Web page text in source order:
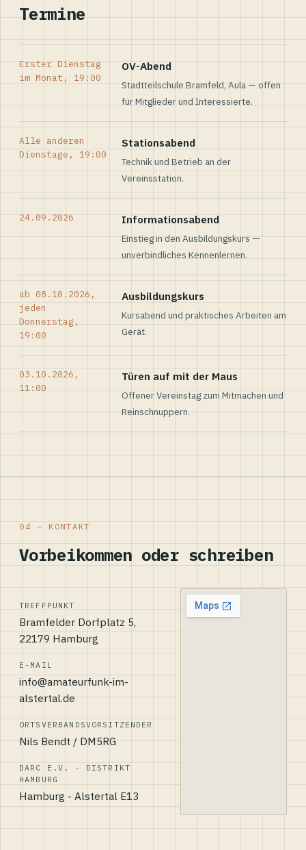
Termine
Erster Dienstag
im Monat, 19:00
OV-Abend
Stadtteilschule Bramfeld, Aula — offen
für Mitglieder und Interessierte.
Alle anderen
Dienstage, 19:00
Stationsabend
Technik und Betrieb an der
Vereinsstation.
24.09.2026 Informationsabend
Einstieg in den Ausbildungskurs —
unverbindliches Kennenlernen.
ab 08.10.2026,
jeden
Donnerstag,
19:00
Ausbildungskurs
Kursabend und praktisches Arbeiten am
Gerät.
03.10.2026,
11:00
Türen auf mit der Maus
Offener Vereinstag zum Mitmachen und
Reinschnuppern.
04 — KONTAKT
Vorbeikommen oder schreiben
TREFFPUNKT
Bramfelder Dorfplatz 5,
22179 Hamburg
E-MAIL
info@amateurfunk-im-
alstertal.de
ORTSVERBANDSVORSITZENDER
Nils Bendt / DM5RG
DARC E.V. - DISTRIKT
HAMBURG
Hamburg - Alstertal E13